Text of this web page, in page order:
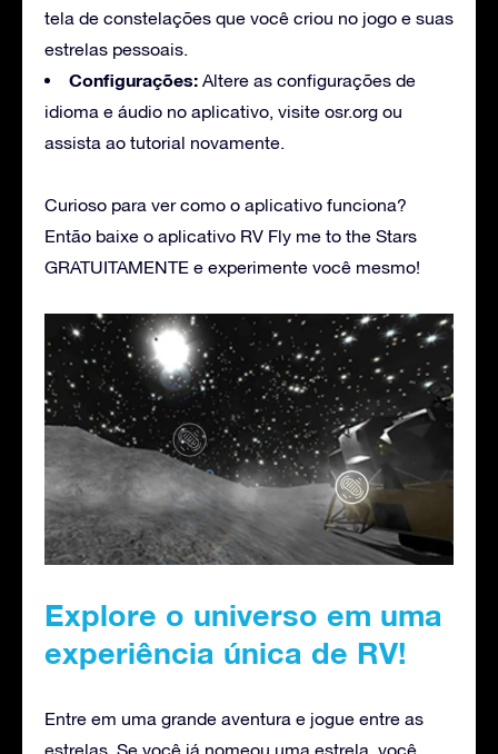
tela de constelações que você criou no jogo e suas
estrelas pessoais.
Configurações: Altere as configurações de
idioma e áudio no aplicativo, visite osr.org ou
assista ao tutorial novamente.
Curioso para ver como o aplicativo funciona?
Então baixe o aplicativo RV Fly me to the Stars
GRATUITAMENTE e experimente você mesmo!
Explore o universo em uma
experiência única de RV!
Entre em uma grande aventura e jogue entre as
estrelas. Se você já nomeou uma estrela, você